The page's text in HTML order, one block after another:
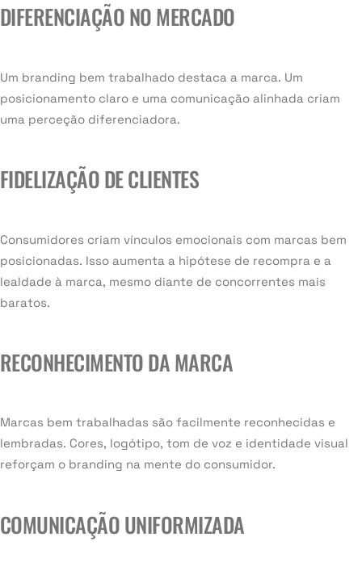
DIFERENCIAÇÃO NO MERCADO
Um branding bem trabalhado destaca a marca. Um
posicionamento claro e uma comunicação alinhada criam
uma perceção diferenciadora.
FIDELIZAÇÃO DE CLIENTES
Consumidores criam vínculos emocionais com marcas bem
posicionadas. Isso aumenta a hipótese de recompra e a
lealdade à marca, mesmo diante de concorrentes mais
baratos.
RECONHECIMENTO DA MARCA
Marcas bem trabalhadas são facilmente reconhecidas e
lembradas. Cores, logótipo, tom de voz e identidade visual
reforçam o branding na mente do consumidor.
COMUNICAÇÃO UNIFORMIZADA